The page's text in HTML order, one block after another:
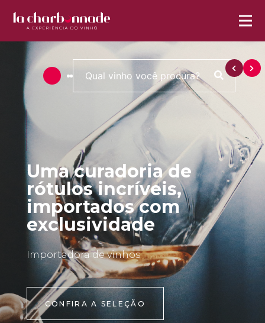
Uma curadoria de
rótulos incríveis,
importados com
exclusividade
Importadora de vinhos
CONFIRA A SELEÇÃO